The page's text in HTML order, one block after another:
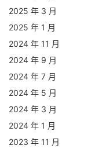
2025 年 3 月
2025 年 1 月
2024 年 11 月
2024 年 9 月
2024 年 7 月
2024 年 5 月
2024 年 3 月
2024 年 1 月
2023 年 11 月